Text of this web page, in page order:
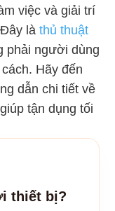
việc và giải trí
là thủ thuật
phải người dùng
Hãy đến
dẫn chi tiết về
tận dụng tối
thiết bị?